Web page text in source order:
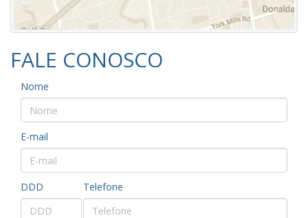
FALE CONOSCO
Nome
E-mail
DDD Telefone